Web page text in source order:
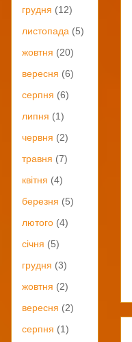
грудня (12)
листопада (5)
жовтня (20)
вересня (6)
серпня (6)
липня (1)
червня (2)
травня (7)
квітня (4)
березня (5)
лютого (4)
січня (5)
грудня (3)
жовтня (2)
вересня (2)
серпня (1)